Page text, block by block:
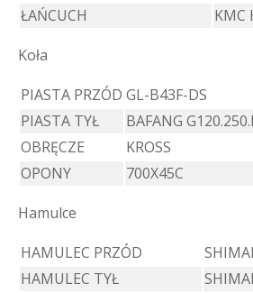
ŁAŃCUCH
KMC
Koła
PIASTA PRZÓD GL-B43F-DS
PIASTA TYŁ
BAFANG
OBRĘCZE
KROSS
OPONY
700X45C
Hamulce
HAMULEC PRZÓD
HAMULEC TYŁ